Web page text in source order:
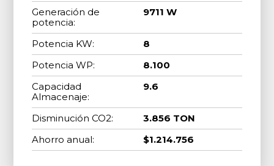
Generación de
potencia:
9711 W
Potencia KW:
8
Potencia WP:
8.100
Capacidad
Almacenaje:
9.6
Disminución CO2:
3.856 TON
Ahorro anual:
$1.214.756